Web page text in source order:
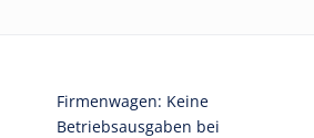
Firmenwagen: Keine
Betriebsausgaben bei